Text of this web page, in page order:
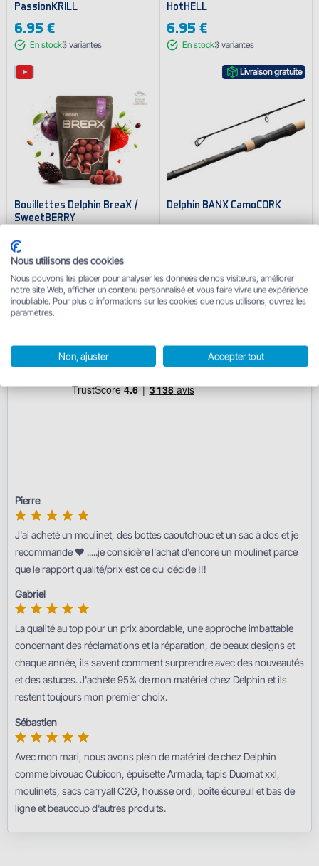
PassionKRILL
6.95 €
En stock3 variantes
HotHELL
6.95 €
En stock3 variantes
Bouillettes Delphin BreaX /
SweetBERRY
6.95 €
En stock variantes
Livraison gratuite
Delphin BANX CamoCORK
Évaluation: 4.9
Afficher les avis Afficher les avis
Pierre
J'ai acheté un moulinet, des bottes caoutchouc et un sac à dos et je
recommande ♥️ .....je considère l'achat d'encore un moulinet parce
que le rapport qualité/prix est ce qui décide !!!
Gabriel
La qualité au top pour un prix abordable, une approche imbattable
concernant des réclamations et la réparation, de beaux designs et
chaque année, ils savent comment surprendre avec des nouveautés
et des astuces. J'achète 95% de mon matériel chez Delphin et ils
restent toujours mon premier choix.
Sébastien
Avec mon mari, nous avons plein de matériel de chez Delphin
comme bivouac Cubicon, épuisette Armada, tapis Duomat xxl,
moulinets, sacs carryall C2G, housse ordi, boîte écureuil et bas de
ligne et beaucoup d'autres produits.
Nous utilisons des cookies
Nous pouvons les placer pour analyser les données de nos visiteurs, améliorer
notre site Web, afficher un contenu personnalisé et vous faire vivre une expérience
inoubliable. Pour plus d'informations sur les cookies que nous utilisons, ouvrez les
paramètres.
Non, ajuster Accepter tout